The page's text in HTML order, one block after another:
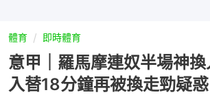
體育 即時體育
意甲｜羅馬摩連奴半場神
入替18分鐘再被換走勁疑惑